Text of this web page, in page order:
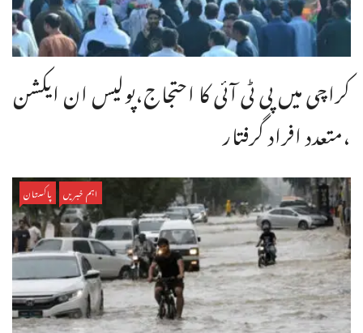
کراچی میں پی ٹی آئی کا احتجاج،پولیس ان ایکشن
،متعدد افراد گرفتار
اہم خبریں پاکستان